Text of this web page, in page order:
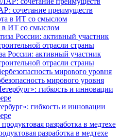
сочетание преимуществ
ИТ со смыслом
России: активный участник
отрасли страны
мирового уровня
гибкость и инновации
разработка в медтехе